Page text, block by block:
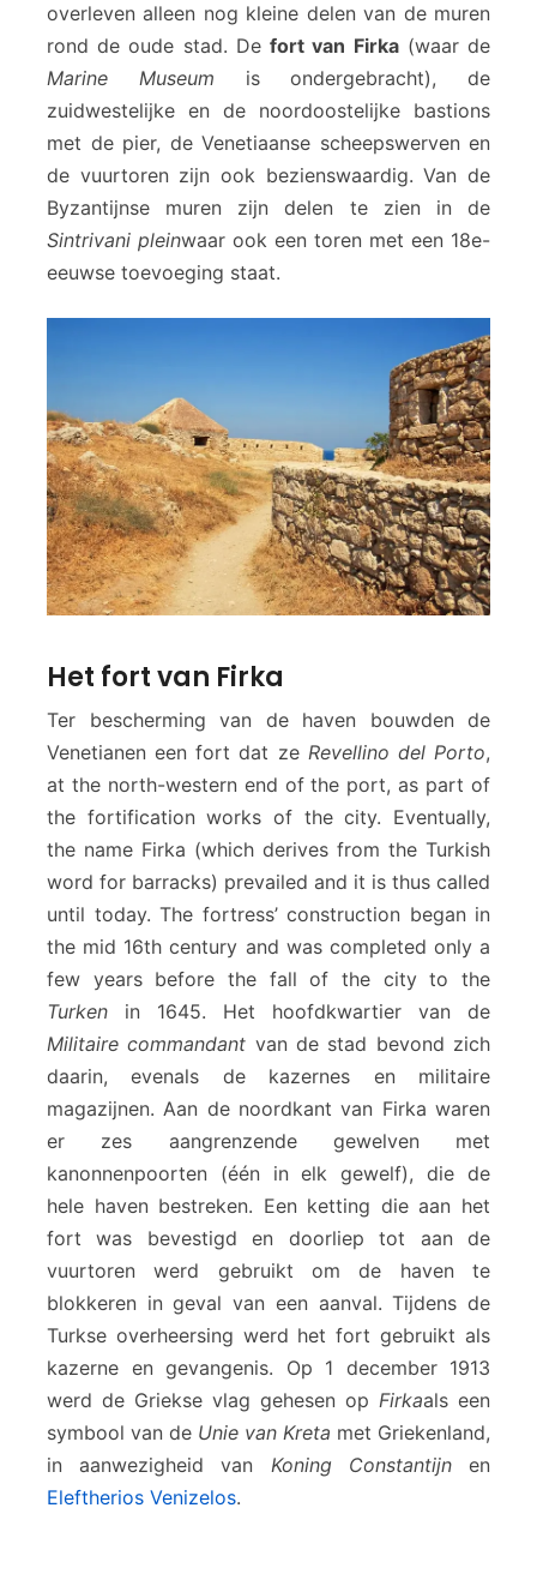
overleven alleen nog kleine delen van de muren
rond de oude stad. Defort van Firka(waar de
Marine Museum is ondergebracht), de
zuidwestelijke en de noordoostelijke bastions
met de pier, de Venetiaanse scheepswerven en
de vuurtoren zijn ook bezienswaardig. Van de
Byzantijnse muren zijn delen te zien in de
Sintrivani pleinwaar ook een toren met een 18e-
eeuwse toevoeging staat.
Het fort van Firka
Ter bescherming van de haven bouwden de
Venetianen een fort dat ze Revellino del Porto,
at the north-western end of the port, as part of
the fortification works of the city. Eventually,
the name Firka (which derives from the Turkish
word for barracks) prevailed and it is thus called
until today. The fortress’ construction began in
the mid 16th century and was completed only a
few years before the fall of the city to the
Turken in 1645. Het hoofdkwartier van de
Militaire commandant van de stad bevond zich
daarin, evenals de kazernes en militaire
magazijnen. Aan de noordkant van Firka waren
er zes aangrenzende gewelven met
kanonnenpoorten (één in elk gewelf), die de
hele haven bestreken. Een ketting die aan het
fort was bevestigd en doorliep tot aan de
vuurtoren werd gebruikt om de haven te
blokkeren in geval van een aanval. Tijdens de
Turkse overheersing werd het fort gebruikt als
kazerne en gevangenis. Op 1 december 1913
werd de Griekse vlag gehesen op Firkaals een
symbool van de Unie van Kreta met Griekenland,
in aanwezigheid van Koning Constantijnen
Eleftherios Venizelos.